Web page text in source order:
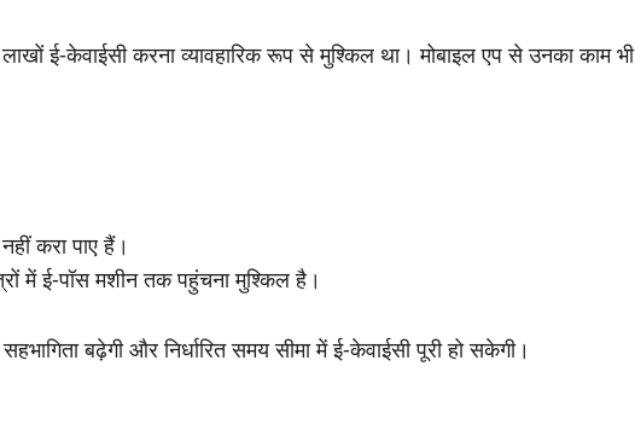
ई-केवाईसी करना व्यावहारिक रूप से मुश्किल था। मोबाइल एप से उनका काम भी
करा पाए हैं।
में ई-पॉस मशीन तक पहुंचना मुश्किल है।
बढ़ेगी और निर्धारित समय सीमा में ई-केवाईसी पूरी हो सकेगी।